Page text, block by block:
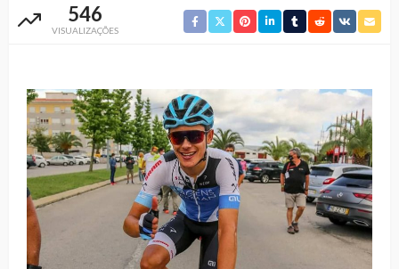
546
VISUALIZAÇÕES